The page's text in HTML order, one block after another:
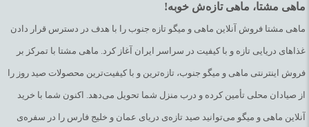
ماهی مشتا، ماهی تازه‌ش خوبه!
ماهی مشتا فروش آنلاین ماهی و میگو تازه جنوب را با هدف در دسترس قرار دادن
غذاهای دریایی تازه و با کیفیت در سراسر ایران آغاز کرد. ماهی مشتا با تمرکز بر
فروش اینترنتی ماهی و میگو جنوب، تازه‌ترین و با کیفیت‌ترین محصولات صید روز را
از صیادان محلی تأمین کرده و درب منزل شما تحویل می‌دهد. اکنون شما با خرید
آنلاین ماهی و میگو می‌توانید صید تازه‌ی دریای عمان و خلیج فارس را در سفره‌ی